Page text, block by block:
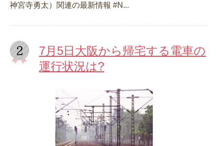
神宮寺勇太）関連の最新情報 #N...
7月5日大阪から帰宅する電車の
運行状況は?